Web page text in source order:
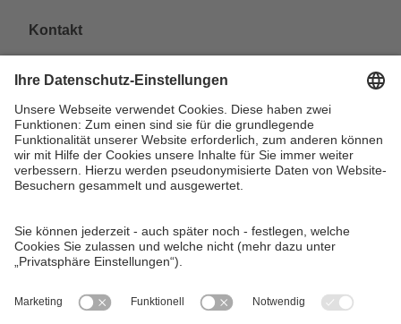
Kontakt
Südliche Fürther Straße 5
90429 Nürnberg
Telefon: 0911 283-4646
Kontaktformulare
FAQ
KundenCenter